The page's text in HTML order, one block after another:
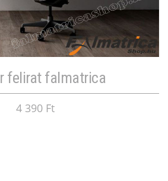
felirat falmatrica
4 390 Ft